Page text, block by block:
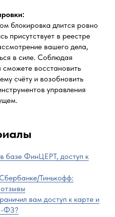
блокировка длится ровно
присутствует в реестре
вашего дела,
в силе. Соблюдая
восстановить
счёту и возобновить
управления
базе ФинЦЕРТ, доступ к
Тинькофф:
вам доступ к карте и
ФЗ?